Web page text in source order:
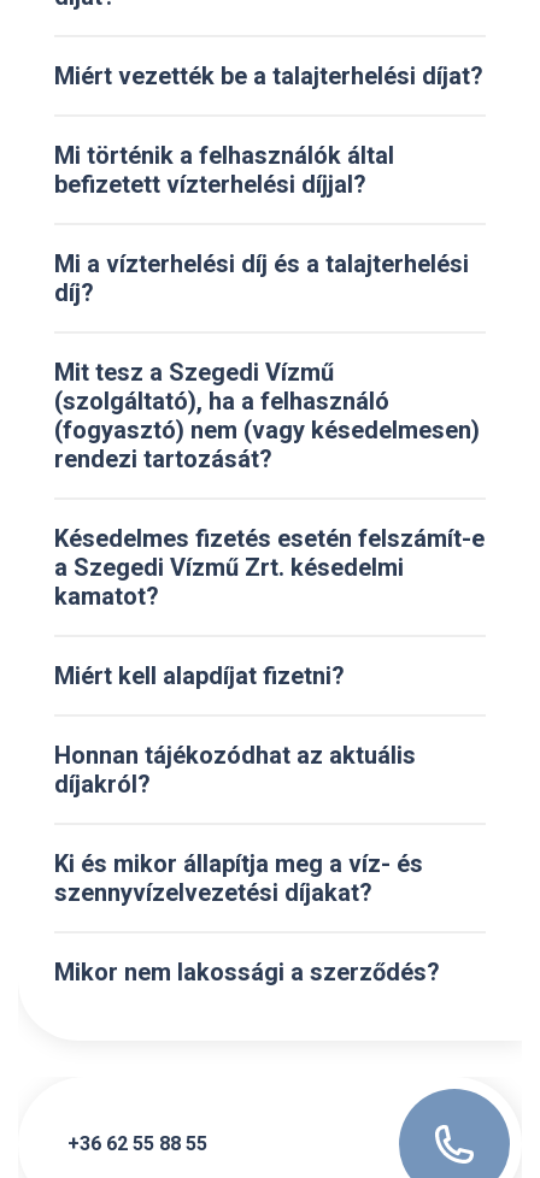
Miért vezették be a talajterhelési díjat?
Mi történik a felhasználók által
befizetett vízterhelési díjjal?
Mi a vízterhelési díj és a talajterhelési
díj?
Mit tesz a Szegedi Vízmű
(szolgáltató), ha a felhasználó
(fogyasztó) nem (vagy késedelmesen)
rendezi tartozását?
Késedelmes fizetés esetén felszámít-e
a Szegedi Vízmű Zrt. késedelmi
kamatot?
Miért kell alapdíjat fizetni?
Honnan tájékozódhat az aktuális
díjakról?
Ki és mikor állapítja meg a víz- és
szennyvízelvezetési díjakat?
Mikor nem lakossági a szerződés?
+36 62 55 88 55